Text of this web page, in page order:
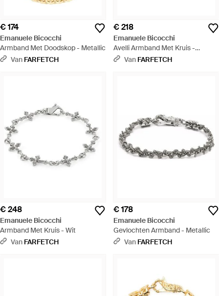
€ 174
Emanuele Bicocchi
Armband Met Doodskop - Metallic
Van FARFETCH
€ 218
Emanuele Bicocchi
Avelli Armband Met Kruis -
Naturel
Van FARFETCH
€ 248
Emanuele Bicocchi
Armband Met Kruis - Wit
Van FARFETCH
€ 178
Emanuele Bicocchi
Gevlochten Armband - Metallic
Van FARFETCH